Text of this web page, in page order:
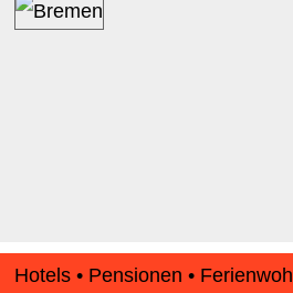
Hotels • Pensionen •